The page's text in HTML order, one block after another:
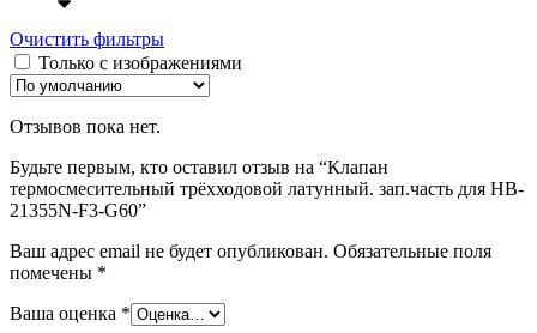
Очистить фильтры
Только с изображениями
Отзывов пока нет.
Будьте первым, кто оставил отзыв на “Клапан
термосмесительный трёхходовой латунный. зап.часть для HB-
21355N-F3-G60”
Ваш адрес email не будет опубликован. Обязательные поля
помечены *
Ваша оценка *